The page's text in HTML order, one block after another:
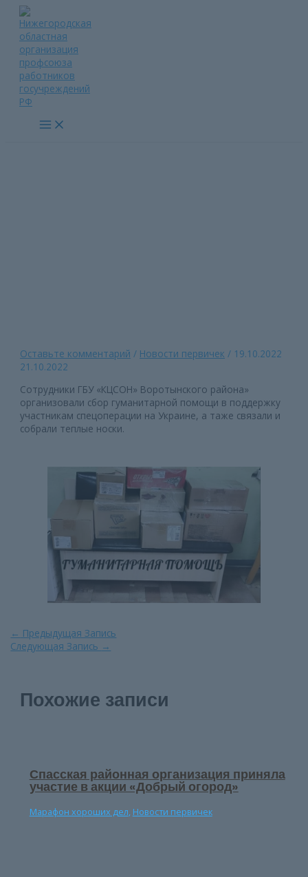
Перейти
содержимому
Main
Menu
Оставьте комментарий / Новости первичек / 19.10.2022
21.10.2022
Сотрудники ГБУ «КЦСОН» Воротынского района»
организовали сбор гуманитарной помощи в поддержку
участникам спецоперации на Украине, а таже связали и
собрали теплые носки.
Навигация
по
← Предыдущая Запись
Следующая Запись →
Похожие записи
Спасская районная организация приняла
участие в акции «Добрый огород»
Марафон хороших дел, Новости первичек